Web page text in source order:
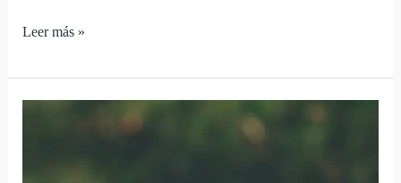
Leer más »